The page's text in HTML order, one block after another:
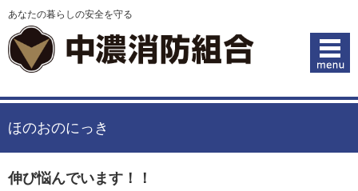
あなたの暮らしの安全を守る
ほのおのにっき
伸び悩んでいます！！